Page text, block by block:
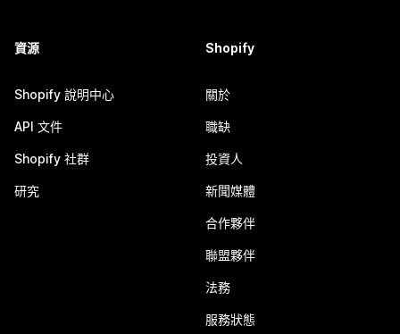
資源
Shopify 說明中心
API 文件
Shopify 社群
研究
Shopify
關於
職缺
投資人
新聞媒體
合作夥伴
聯盟夥伴
法務
服務狀態